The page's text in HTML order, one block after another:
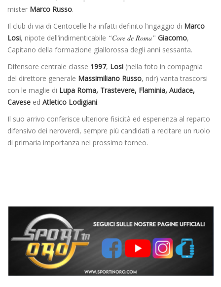
mister Marco Russo.
Il club di via di Centocelle ha infatti definito l’ingaggio di Marco
Losi, nipote dell’indimenticabile “Core de Roma” Giacomo,
Capitano della formazione giallorossa degli anni sessanta.
Difensore centrale classe 1997, Losi (nella foto in compagnia
del direttore generale Massimiliano Russo, ndr) vanta trascorsi
con le maglie di Lupa Roma, Trastevere, Flaminia, Audace,
Cavese ed Atletico Lodigiani.
Il suo arrivo conferisce ulteriore fisicità ed esperienza al reparto
difensivo dei neroverdi, sempre più candidati a recitare un ruolo
di primaria importanza nel prossimo torneo.